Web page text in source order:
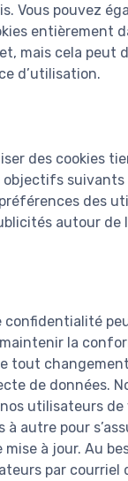
Vous pouvez
entièrement
mais cela peut
d’utilisation.
des cookies
suivants
des
autour de
confidentialité
maintenir la
tout
de données.
utilisateurs
autre pour
à jour. Au
par courriel